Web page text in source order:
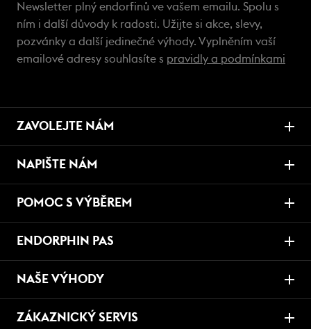
Newsletter plný endorfinů ve vašem emailu. Spolu s
ním i další důvody k radosti. Užijte si akce, slevy,
pozvánky a další jedinečné výhody. Vyplněním vaší
emailové adresy souhlasíte s pravidly a podmínkami
ZAVOLEJTE NÁM
NAPIŠTE NÁM
POMOC S VÝBĚREM
ENDORPHIN PAS
NAŠE VÝHODY
ZÁKAZNICKÝ SERVIS